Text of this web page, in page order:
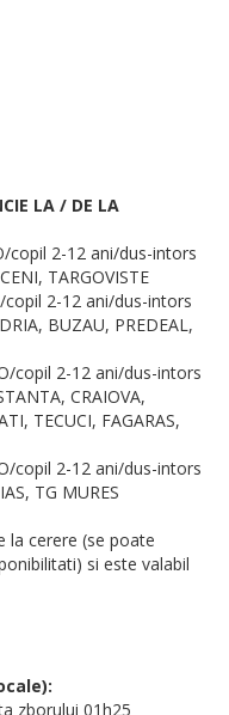
LA / DE LA
copil 2-12 ani/dus-intors
TARGOVISTE
copil 2-12 ani/dus-intors
BUZAU, PREDEAL,
copil 2-12 ani/dus-intors
CRAIOVA,
TECUCI, FAGARAS,
copil 2-12 ani/dus-intors
TG MURES
la cerere (se poate
si este valabil
zborului 01h25